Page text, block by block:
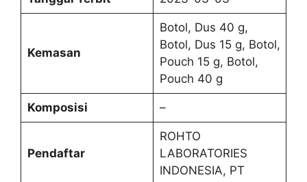
Kemasan
Botol, Dus 40 g,
Botol, Dus 15 g, Botol,
Pouch 15 g, Botol,
Pouch 40 g
Komposisi –
Pendaftar
ROHTO
LABORATORIES
INDONESIA, PT